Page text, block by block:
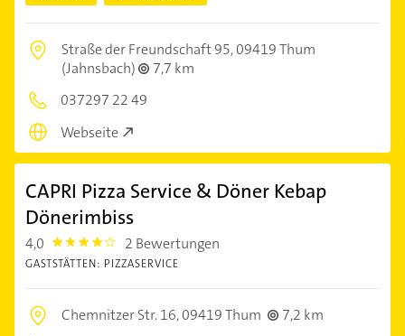
Straße der Freundschaft 95,09419 Thum
(Jahnsbach)
7,7 km
037297 22 49
Webseite
CAPRI Pizza Service & Döner Kebap
Dönerimbiss
4,0 4.0 2 Bewertungen
GASTSTÄTTEN: PIZZASERVICE
Chemnitzer Str. 16,09419 Thum
7,2 km